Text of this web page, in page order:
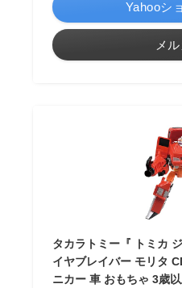
Yahooシ
メ
タカラトミー『 トミカ
イヤブレイバー モリタ
ニカー 車 おもちゃ 3歳